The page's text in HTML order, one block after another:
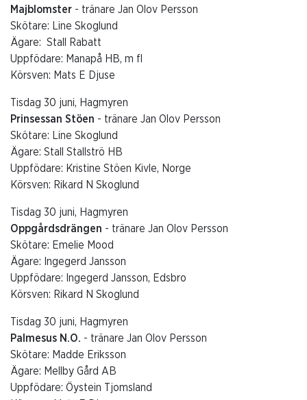
Majblomster - tränare Jan Olov Persson
Skötare: Line Skoglund
Ägare: Stall Rabatt
Uppfödare: Manapå HB, m fl
Körsven: Mats E Djuse
Tisdag 30 juni, Hagmyren
Prinsessan Stöen - tränare Jan Olov Persson
Skötare: Line Skoglund
Ägare: Stall Stallströ HB
Uppfödare: Kristine Stöen Kivle, Norge
Körsven: Rikard N Skoglund
Tisdag 30 juni, Hagmyren
Oppgårdsdrängen - tränare Jan Olov Persson
Skötare: Emelie Mood
Ägare: Ingegerd Jansson
Uppfödare: Ingegerd Jansson, Edsbro
Körsven: Rikard N Skoglund
Tisdag 30 juni, Hagmyren
Palmesus N.O. - tränare Jan Olov Persson
Skötare: Madde Eriksson
Ägare: Mellby Gård AB
Uppfödare: Öystein Tjomsland